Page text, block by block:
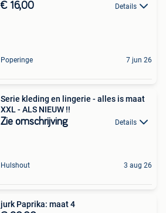
€ 16,00 Details
Poperinge 7 jun 26
Serie kleding en lingerie - alles is maat
XXL - ALS NIEUW !!
Zie omschrijving Details
Hulshout 3 aug 26
jurk Paprika: maat 4